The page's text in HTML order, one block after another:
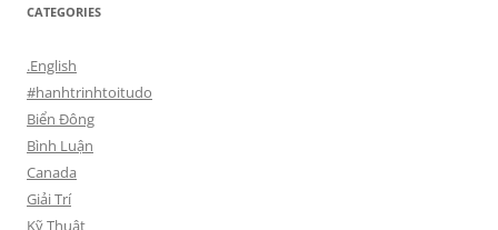
CATEGORIES
.English
#hanhtrinhtoitudo
Biển Đông
Bình Luận
Canada
Giải Trí
Kỹ Thuật